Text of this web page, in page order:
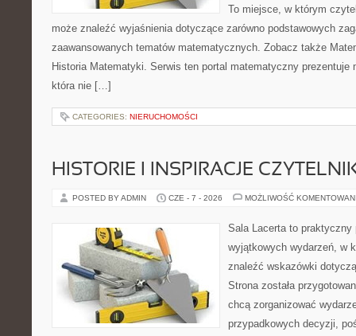
To miejsce, w którym
może znaleźć wyjaśnienia dotyczące zarówno podstawowych
zaawansowanych tematów matematycznych. Zobacz także
Historia Matematyki. Serwis ten portal matematyczny prezentuje
która nie […]
CATEGORIES: NIERUCHOMOŚCI
HISTORIE I INSPIRACJE
POSTED BY ADMIN CZE - 7 - 2026 MOŻLIWOŚĆ
Sala Lacerta to praktyczny
wyjątkowych wydarzeń, w
znaleźć wskazówki
Strona została
chcą zorganizować
przypadkowych decyzji,